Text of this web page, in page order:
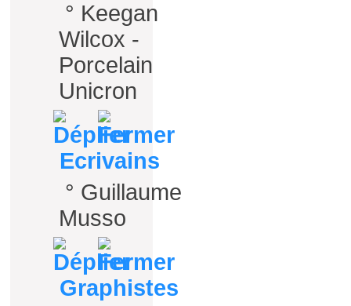
° Keegan
Wilcox -
Porcelain
Unicron
Ecrivains
° Guillaume
Musso
Graphistes